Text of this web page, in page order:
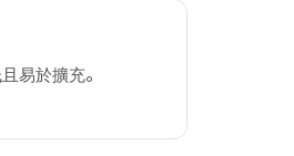
易於擴充。